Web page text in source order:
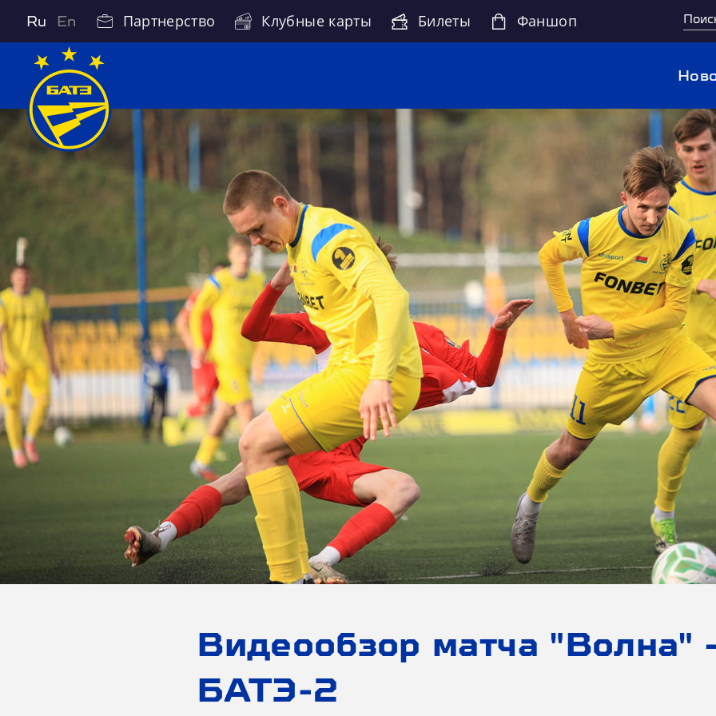
Ru En Партнерство Клубные карты Билеты Фаншоп
Видеообзор матча "Волна"
БАТЭ-2